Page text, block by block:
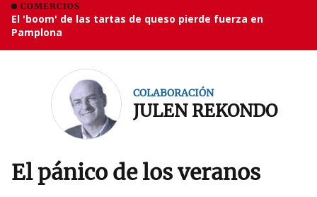
COMERCIOS
El 'boom' de las tartas de queso pierde fuerza en
Pamplona
COLABORACIÓN
JULEN REKONDO
El pánico de los veranos